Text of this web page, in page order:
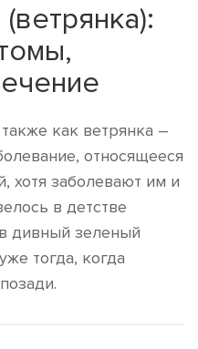
как ветрянка –
относящееся
хотя заболевают им и
в детстве
дивный зеленый
тогда, когда